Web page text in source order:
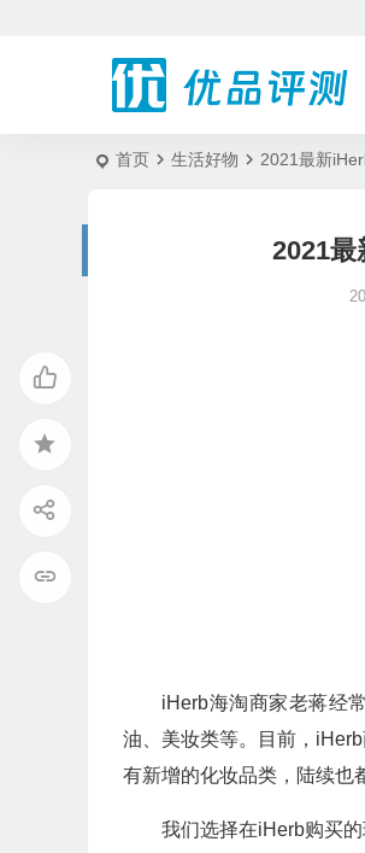
首页 生活好物 2021最新
2021
iHerb海淘商家老蒋经
油、美妆类等。目前，
有新增的化妆品类，陆续也
我们选择在iHerb购买